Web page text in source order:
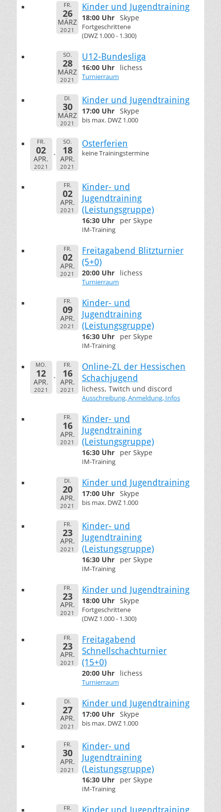
FR.
26
MÄRZ
2021
Kinder und Jugendtraining
18:00 Uhr Skype
Fortgeschrittene
(DWZ 1.000 - 1.300)
SO.
28
MÄRZ
2021
U12-Bundesliga
16:00 Uhr lichess
Turnierraum
DI.
30
MÄRZ
2021
Kinder und Jugendtraining
17:00 Uhr Skype
bis max. DWZ 1.000
FR.
02
APR.
2021
SO.
18
APR.
2021
Osterferien
keine Trainingstermine
FR.
02
APR.
2021
Kinder- und
Jugendtraining
(Leistungsgruppe)
16:30 Uhr per Skype
IM-Training
FR.
02
APR.
2021
Freitagabend Blitzturnier
(5+0)
20:00 Uhr lichess
Turnierraum
FR.
09
APR.
2021
Kinder- und
Jugendtraining
(Leistungsgruppe)
16:30 Uhr per Skype
IM-Training
MO.
12
APR.
2021
FR.
16
APR.
2021
Online-ZL der Hessischen
Schachjugend
lichess, Twitch und discord
Ausschreibung, Anmeldung, Infos
FR.
16
APR.
2021
Kinder- und
Jugendtraining
(Leistungsgruppe)
16:30 Uhr per Skype
IM-Training
DI.
20
APR.
2021
Kinder und Jugendtraining
17:00 Uhr Skype
bis max. DWZ 1.000
FR.
23
APR.
2021
Kinder- und
Jugendtraining
(Leistungsgruppe)
16:30 Uhr per Skype
IM-Training
FR.
23
APR.
2021
Kinder und Jugendtraining
18:00 Uhr Skype
Fortgeschrittene
(DWZ 1.000 - 1.300)
FR.
23
APR.
2021
Freitagabend
Schnellschachturnier
(15+0)
20:00 Uhr lichess
Turnierraum
DI.
27
APR.
2021
Kinder und Jugendtraining
17:00 Uhr Skype
bis max. DWZ 1.000
FR.
30
APR.
2021
Kinder- und
Jugendtraining
(Leistungsgruppe)
16:30 Uhr per Skype
IM-Training
FR.